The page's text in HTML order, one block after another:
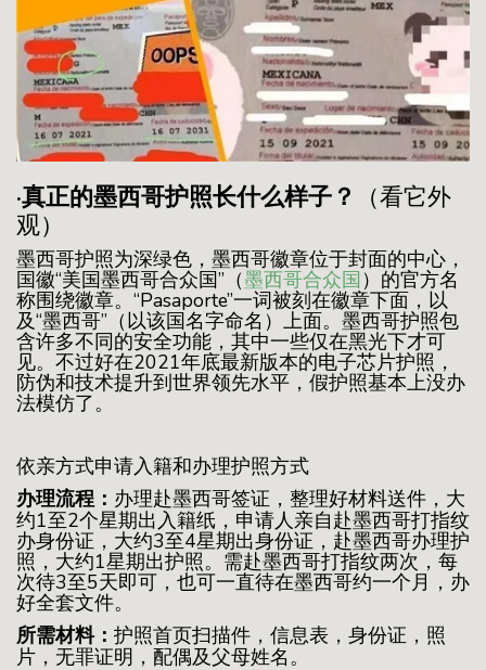
·真正的墨西哥护照长什么样子？
（看它外
观）
墨西哥护照为深绿色，墨西哥徽章位于封面的中心，
国徽“美国墨西哥合众国”（墨西哥合众国 ）的官方名
称围绕徽章。“Pasaporte”一词被刻在徽章下面，以
及“墨西哥”（以该国名字命名）上面。墨西哥护照包
含许多不同的安全功能，其中一些仅在黑光下才可
见。不过好在2021年底最新版本的电子芯片护照，
防伪和技术提升到世界领先水平，假护照基本上没办
法模仿了。
依亲方式申请入籍和办理护照方式
办理流程： 办理赴墨西哥签证，整理好材料送件，大
约1至2个星期出入籍纸，申请人亲自赴墨西哥打指纹
办身份证，大约3至4星期出身份证，赴墨西哥办理护
照，大约1星期出护照。需赴墨西哥打指纹两次，每
次待3至5天即可，也可一直待在墨西哥约一个月，办
好全套文件。
所需材料： 护照首页扫描件，信息表，身份证，照
片，无罪证明，配偶及父母姓名。